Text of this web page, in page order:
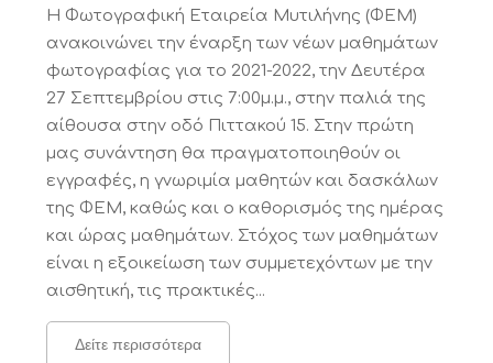
Η Φωτογραφική Εταιρεία Μυτιλήνης (ΦΕΜ)
ανακοινώνει την έναρξη των νέων μαθημάτων
φωτογραφίας για το 2021-2022, την Δευτέρα
27 Σεπτεμβρίου στις 7:00μ.μ., στην παλιά της
αίθουσα στην οδό Πιττακού 15. Στην πρώτη
μας συνάντηση θα πραγματοποιηθούν οι
εγγραφές, η γνωριμία μαθητών και δασκάλων
της ΦΕΜ, καθώς και ο καθορισμός της ημέρας
και ώρας μαθημάτων. Στόχος των μαθημάτων
είναι η εξοικείωση των συμμετεχόντων με την
αισθητική, τις πρακτικές...
Δείτε περισσότερα